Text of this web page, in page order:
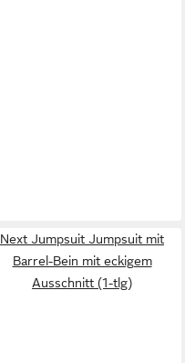
Next Jumpsuit Jumpsuit mit
Barrel-Bein mit eckigem
Ausschnitt (1-tlg)